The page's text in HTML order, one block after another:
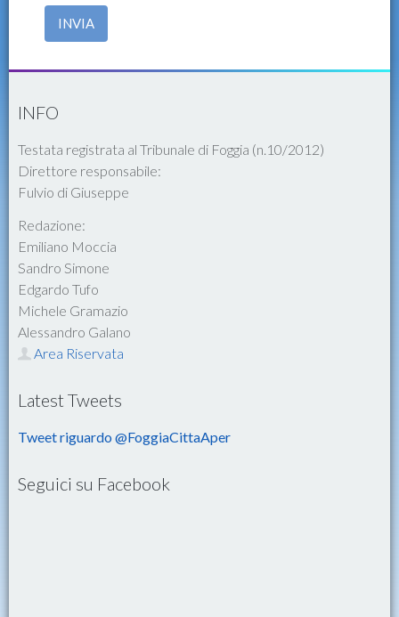
INVIA
INFO
Testata registrata al Tribunale di Foggia (n.10/2012)
Direttore responsabile:
Fulvio di Giuseppe
Redazione:
Emiliano Moccia
Sandro Simone
Edgardo Tufo
Michele Gramazio
Alessandro Galano
Area Riservata
Latest Tweets
Tweet riguardo @FoggiaCittaAper
Seguici su Facebook